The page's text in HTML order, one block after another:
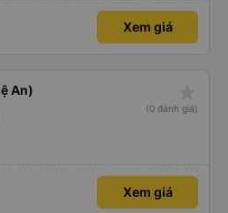
Xem giá
An)
(0 đánh giá)
Xem giá